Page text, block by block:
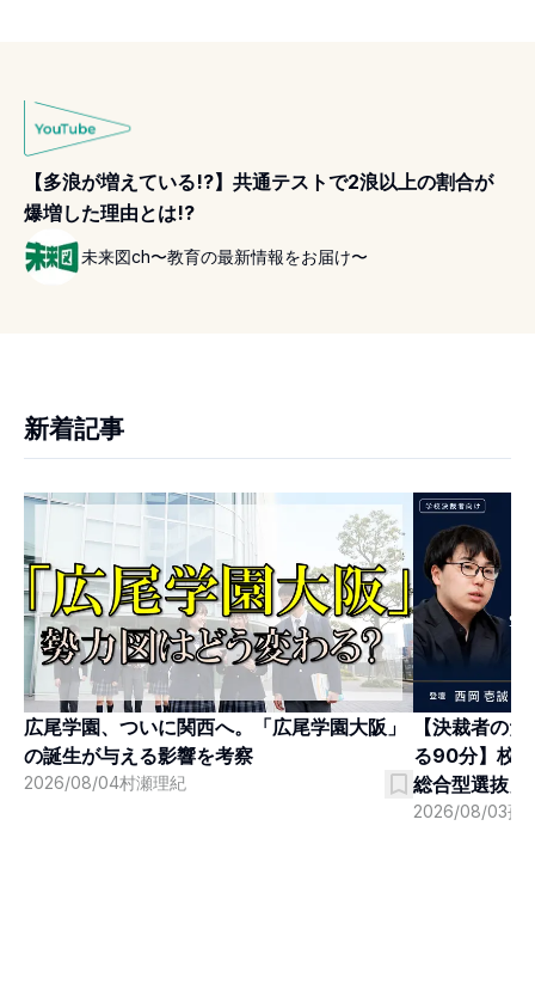
【多浪が増えている!?】共通テストで2浪以上の割合が
爆増した理由とは!?
未来図ch〜教育の最新情報をお届け〜
新着記事
広尾学園、ついに関西へ。「広尾学園大阪」
の誕生が与える影響を考察
2026/08/04村瀬理紀
【決裁者の
る90分】校
総合型選抜」
2026/08/03孫